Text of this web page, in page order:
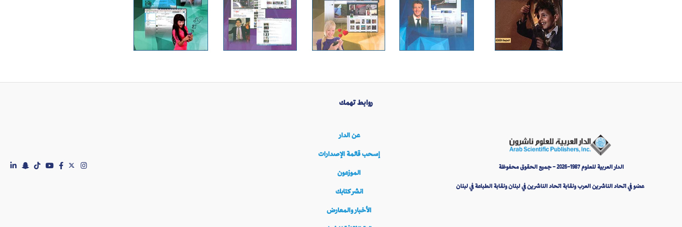
روابط تهمك
عن الدار
إسحب قائمة الإصدارات
الموزعون
انشر كتابك
الأخبار والمعارض
الدار العربية للعلوم 1987-2026 - جميع الحقوق محفوظة
عضو في اتحاد الناشرين العرب ونقابة اتحاد الناشرين في لبنان ونقابة الطباعة في لبنان